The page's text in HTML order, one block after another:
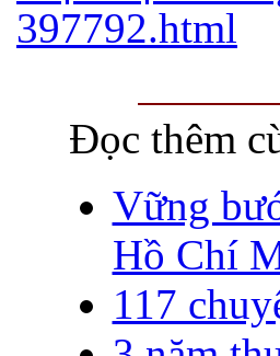
397792.html
Đọc thêm
Vững
Hồ Chí
117